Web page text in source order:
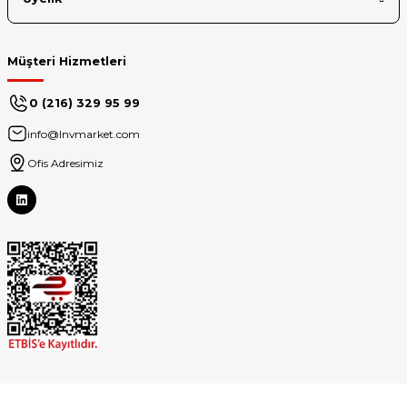
Müşteri Hizmetleri
0 (216) 329 95 99
info@lnvmarket.com
Ofis Adresimiz